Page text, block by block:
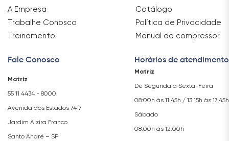
A Empresa
Trabalhe Conosco
Treinamento
Catálogo
Política de Privacidade
Manual do compressor
Fale Conosco
Matriz
55 11 4434 - 8000
Avenida dos Estados 7417
Jardim Alzira Franco
Santo André – SP
Horários de atendimento
Matriz
De Segunda a Sexta-Feira
08:00h às 11:45h / 13:15h às 17:45h
Sábado
08:00h às 12:00h